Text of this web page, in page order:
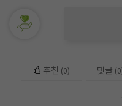
추천 (0) 댓글